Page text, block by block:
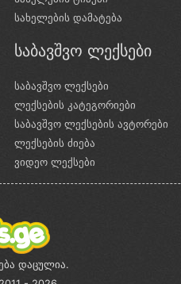
სახელების დამატება
საბავშვო ლექსები
საბავშვო ლექსები
ლექსების კატეგორიები
საბავშვო ლექსების ავტორები
ლექსების ძიება
ვიდეო ლექსები
დაცულია.